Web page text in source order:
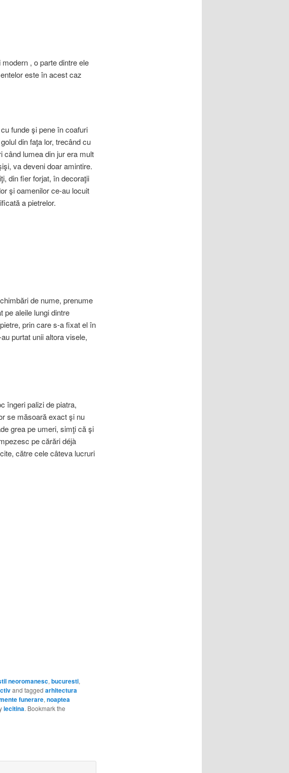
, o parte dintre ele
este în acest caz
funde şi pene în coafuri
din faţa lor, trecând cu
când lumea din jur era mult
va deveni doar amintire.
din fier forjat, în decoraţii
şi oamenilor ce-au locuit
a pietrelor.
de nume, prenume
pe aleile lungi dintre
prin care s-a fixat el în
purtat unii altora visele,
îngeri palizi de piatra,
se măsoară exact şi nu
grea pe umeri, simţi că şi
pe cărări déjà
către cele câteva lucruri
neoromanesc, bucuresti,
and tagged arhitectura
funerare, noaptea
lecitina. Bookmark the